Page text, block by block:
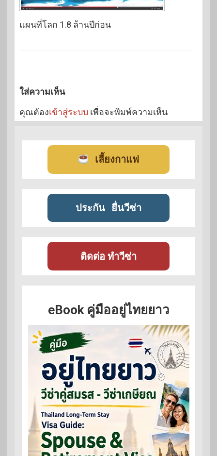
แผนที่โลก 1.8 ล้านปีก่อน
ใส่ความเห็น
คุณต้องเข้าสู่ระบบ เพื่อจะพิมพ์ความเห็น
เลี้ยงกาแฟ
ประกัน ยื่นวีซ่า
ติดต่อ ทำวีซ่า
eBook คู่มืออยู่ไทยยาว